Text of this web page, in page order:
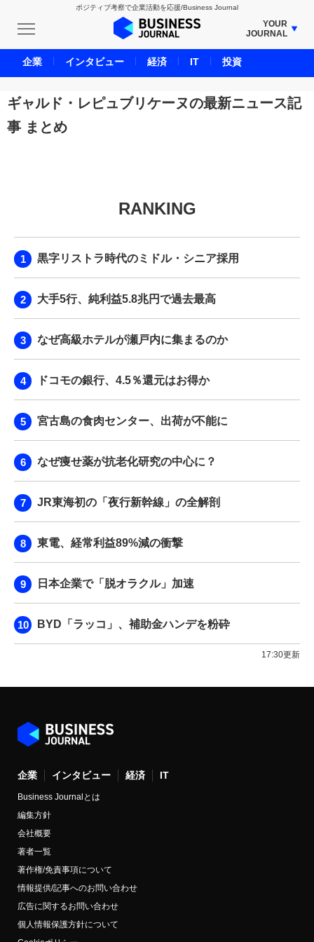
ポジティブ考察で企業活動を応援/Business Journal
YOUR
JOURNAL
BUSINESS JOURNAL
UNICORN JOURNAL
CARBON CREDITS JOURNAL
AI JOURNAL
BPaaS JOURNAL
ギャルド・レピュブリケーヌの最新ニュース記
事 まとめ
RANKING
黒字リストラ時代のミドル・シニア採用
大手5行、純利益5.8兆円で過去最高
なぜ高級ホテルが瀬戸内に集まるのか
ドコモの銀行、4.5％還元はお得か
宮古島の食肉センター、出荷が不能に
なぜ痩せ薬が抗老化研究の中心に？
JR東海初の「夜行新幹線」の全解剖
東電、経常利益89%減の衝撃
日本企業で「脱オラクル」加速
BYD「ラッコ」、補助金ハンデを粉砕
17:30更新
企業 インタビュー 経済 IT
Business Journalとは
編集方針
会社概要
著者一覧
著作権/免責事項について
情報提供/記事へのお問い合わせ
広告に関するお問い合わせ
個人情報保護方針について
企業 インタビュー 経済 IT 投資